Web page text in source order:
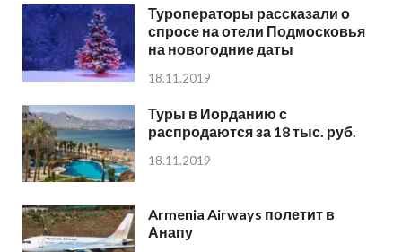
Туроператоры рассказали о
спросе на отели Подмосковья
на новогодние даты
18.11.2019
Туры в Иорданию с
распродаются за 18 тыс. руб.
18.11.2019
Armenia Airways полетит в
Анапу